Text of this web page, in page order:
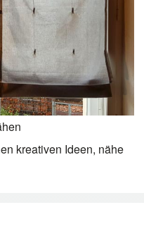
kreativen Ideen, nähe